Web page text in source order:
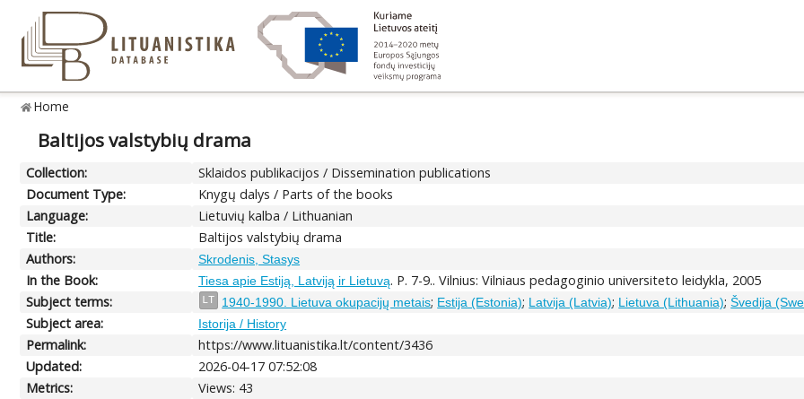
Home
Baltijos valstybių drama
Collection:
Sklaidos publikacijos / Dissemination publications
Document Type:
Knygų dalys / Parts of the books
Language:
Lietuvių kalba / Lithuanian
Title:
Baltijos valstybių drama
Authors:
Skrodenis, Stasys
In the Book: Tiesa apie Estiją, Latviją ir Lietuvą. P. 7-9.. Vilnius: Vilniaus pedagoginio universiteto leidykla, 2005
Subject terms:
LT 1940-1990. Lietuva okupacijų metais; Estija (Estonia); Latvija (Latvia); Lietuva (Lithuania);Švedija
Subject area: Istorija / History
Permalink:
https://www.lituanistika.lt/content/3436
Updated:
2026-04-17 07:52:08
Metrics:
Views: 43